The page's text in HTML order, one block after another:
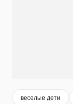
веселые дети